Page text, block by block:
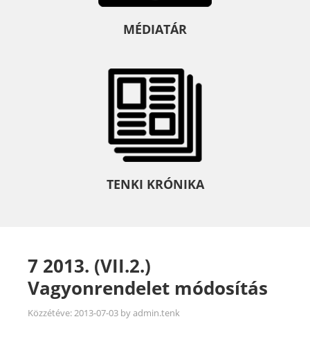
MÉDIATÁR
TENKI KRÓNIKA
7 2013. (VII.2.)
Vagyonrendelet módosítás
Közzétéve:2013-07-03 byadmin.tenk